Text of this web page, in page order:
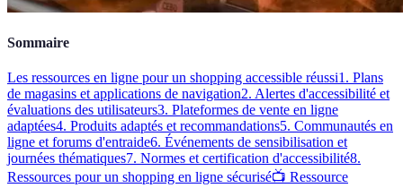
Sommaire
Les ressources en ligne pour un shopping accessible réussi1. Plans
de magasins et applications de navigation2. Alertes d'accessibilité et
évaluations des utilisateurs3. Plateformes de vente en ligne
adaptées4. Produits adaptés et recommandations5. Communautés en
ligne et forums d'entraide6. Événements de sensibilisation et
journées thématiques7. Normes et certification d'accessibilité8.
Ressources pour un shopping en ligne sécurisé📺 Ressource